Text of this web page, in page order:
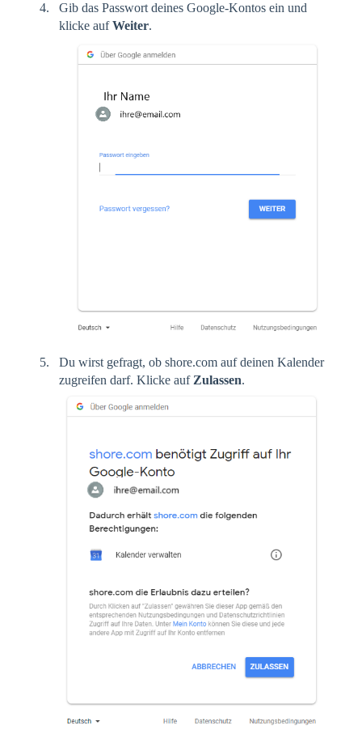
Gib das Passwort deines Google-Kontos ein und
klicke aufWeiter.
Du wirst gefragt, ob shore.com auf deinen Kalender
zugreifen darf. Klicke auf Zulassen.